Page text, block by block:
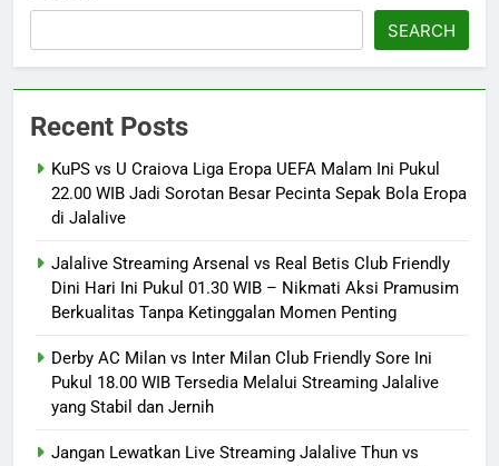
SEARCH
Recent Posts
KuPS vs U Craiova Liga Eropa UEFA Malam Ini Pukul
22.00 WIB Jadi Sorotan Besar Pecinta Sepak Bola Eropa
di Jalalive
Jalalive Streaming Arsenal vs Real Betis Club Friendly
Dini Hari Ini Pukul 01.30 WIB – Nikmati Aksi Pramusim
Berkualitas Tanpa Ketinggalan Momen Penting
Derby AC Milan vs Inter Milan Club Friendly Sore Ini
Pukul 18.00 WIB Tersedia Melalui Streaming Jalalive
yang Stabil dan Jernih
Jangan Lewatkan Live Streaming Jalalive Thun vs